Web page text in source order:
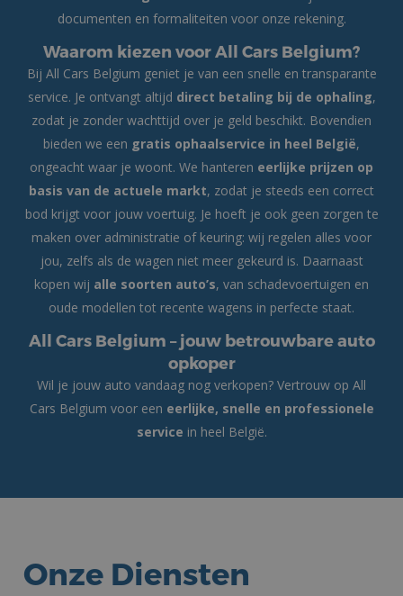
documenten en formaliteiten voor onze rekening.
Waarom kiezen voor All Cars Belgium?
Bij All Cars Belgium geniet je van een snelle en transparante
service. Je ontvangt altijd direct betaling bij de ophaling,
zodat je zonder wachttijd over je geld beschikt. Bovendien
bieden we een gratis ophaalservice in heel België,
ongeacht waar je woont. We hanteren eerlijke prijzen op
basis van de actuele markt, zodat je steeds een correct
bod krijgt voor jouw voertuig. Je hoeft je ook geen zorgen te
maken over administratie of keuring: wij regelen alles voor
jou, zelfs als de wagen niet meer gekeurd is. Daarnaast
kopen wij alle soorten auto’s, van schadevoertuigen en
oude modellen tot recente wagens in perfecte staat.
All Cars Belgium – jouw betrouwbare auto
opkoper
Wil je jouw auto vandaag nog verkopen? Vertrouw op All
Cars Belgium voor een eerlijke, snelle en professionele
service in heel België.
Onze Diensten